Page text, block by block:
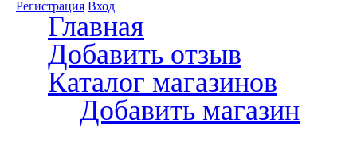
Регистрация Вход
Главная
Добавить отзыв
Каталог магазинов
Добавить магазин